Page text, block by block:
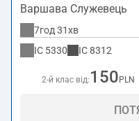
Варшава Служевець
7год 31хв
IC 5330 IC8312
2-й клас від: 150 PLN